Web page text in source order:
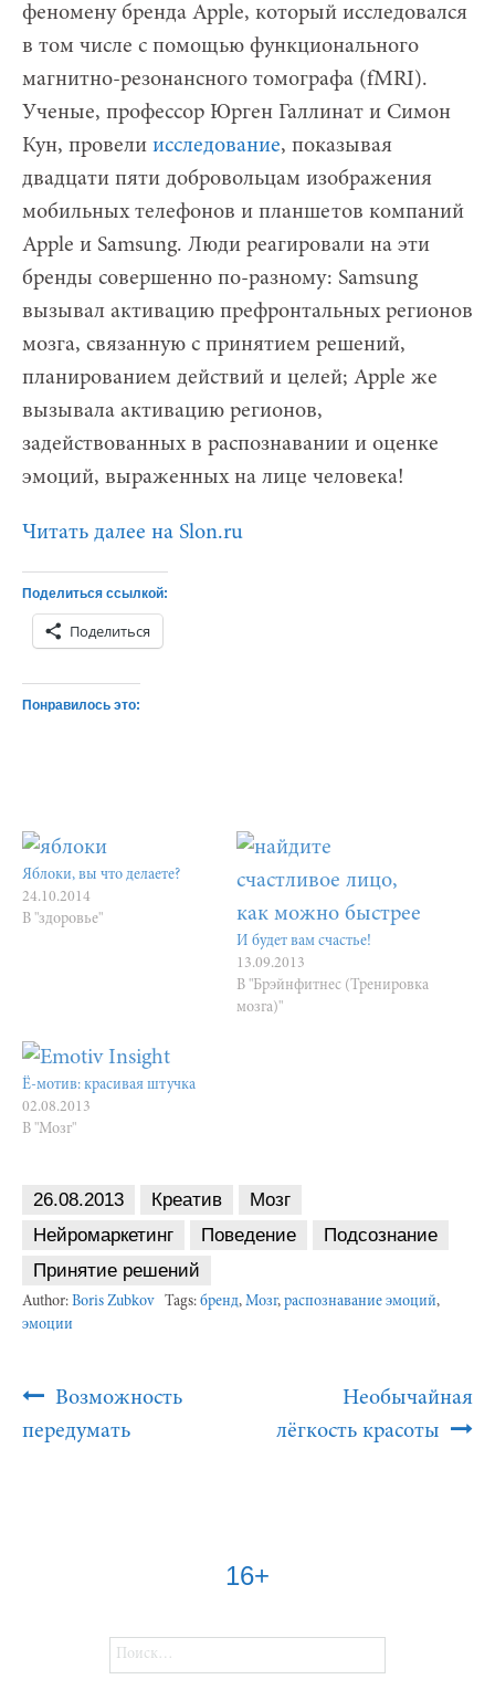
феномену бренда Apple, который исследовался
в том числе с помощью функционального
магнитно-резонансного томографа (fMRI).
Ученые, профессор Юрген Галлинат и Симон
Кун, провели исследование, показывая
двадцати пяти добровольцам изображения
мобильных телефонов и планшетов компаний
Apple и Samsung. Люди реагировали на эти
бренды совершенно по-разному: Samsung
вызывал активацию префронтальных регионов
мозга, связанную с принятием решений,
планированием действий и целей; Apple же
вызывала активацию регионов,
задействованных в распознавании и оценке
эмоций, выраженных на лице человека!
Читать далее на Slon.ru
Поделиться ссылкой:
Поделиться
Понравилось это:
Яблоки, вы что делаете?
24.10.2014
В "здоровье"
И будет вам счастье!
13.09.2013
В "Брэйнфитнес (Тренировка
мозга)"
Ё-мотив: красивая штучка
02.08.2013
В "Мозг"
26.08.2013 Креатив
Мозг
Нейромаркетинг
Поведение
Подсознание
Принятие решений
Author: Boris Zubkov Tags: бренд, Мозг, распознавание эмоций,
эмоции
Post
Navigation
Возможность
передумать
Необычайная
лёгкость красоты
16+
Найти: